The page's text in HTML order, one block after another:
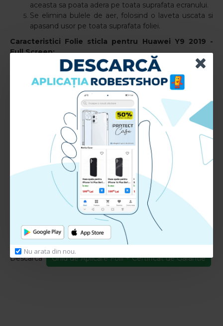
Nu arata din nou.
aceasta sa poata adera pe toata suprafata ecranului.
Se elimina bulele de aer, folosind o laveta uscata si
apasand usor pe toata suprafata foliei.
Caracteristici Folie sticla pentru Huawei Y9 2019 -
Full Screen:
Compatibil cu: Huawei Y9 2019
Tip aplicare: Fata
Material: TPU+Sticla+Adeziv
RECENZII CLIENTI:
Nu sunt recenzii la acest produs.
Adauga Recenzie
autentifica-tesauinregistreaza un cont nou
pentru a putea lasa o recenzie
Ghid de Aplicare + Certificat Garantie
Descarca Ghid de Aplicare Folii + Certificat de Garantie